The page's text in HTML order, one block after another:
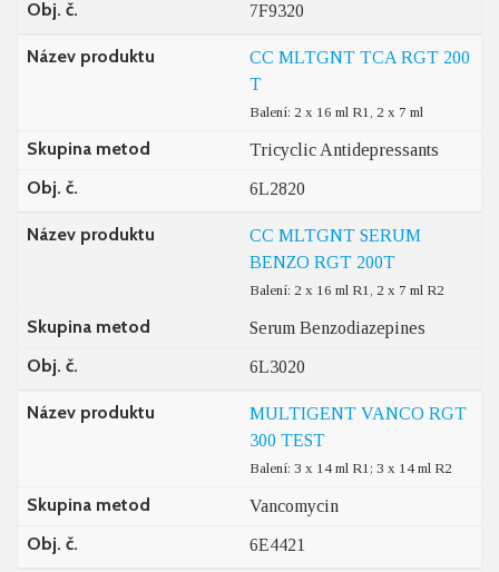
Obj. č. 7F9320
Název produktu
CC MLTGNT TCA RGT 200
T
Balení: 2 x 16 ml R1, 2 x 7 ml
Skupina metod Tricyclic Antidepressants
Obj. č. 6L2820
Název produktu
CC MLTGNT SERUM
BENZO RGT 200T
Balení: 2 x 16 ml R1, 2 x 7 ml R2
Skupina metod Serum Benzodiazepines
Obj. č. 6L3020
Název produktu
MULTIGENT VANCO RGT
300 TEST
Balení: 3 x 14 ml R1; 3 x 14 ml R2
Skupina metod Vancomycin
Obj. č. 6E4421